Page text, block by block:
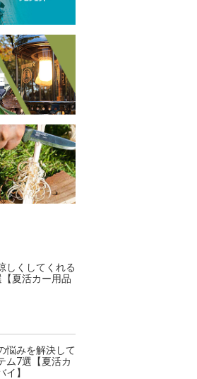
しくしてくれる
夏活カー用品
悩みを解決して
ム7選【夏活カ
イ】